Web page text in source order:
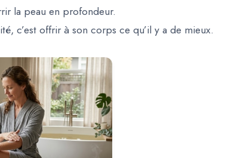
la peau en profondeur.
c’est offrir à son corps ce qu’il y a de mieux.